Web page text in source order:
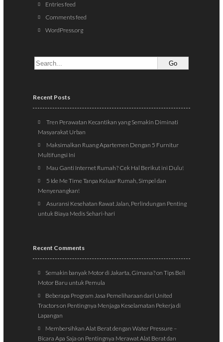
Entries feed
Comments feed
WordPress.org
Recent Posts
Tren Perawatan Kecantikan yang Semakin Diminati
Masyarakat Urban
Maksimalkan Ruang Apartemen Dengan 5 Furnitur
Multifungsi Ini
Mau Ganti Internet Rumah? Cek Hal Berikut ini Dulu!
5 Ide Me Time Tanpa Keluar Rumah, Simpel dan
Menyenangkan!
Asuransi Kesehatan Rawat Jalan, Perlindungan Penting
untuk Biaya Medis Sehari-hari
Recent Comments
Semakin banyak Motor di Jakarta, Gimana?onTips Beli
Motor Baru untuk Pemula
Beberapa Program Jasa Pemeliharaan dari United
Tractorson Pentingnya Menjaga Keselamatan Pekerja di
Lapangan
Membersihkan Alat Berat dengan Water Pressure –
Bicara Apa Saja on Pentingnya Merawat Alat Berat dan